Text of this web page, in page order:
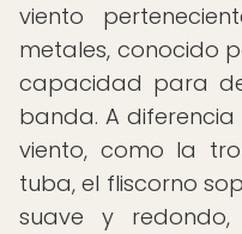
viento
metales, conocido
capacidad para
banda. A
viento, como la
tuba, el fliscorno
suave y